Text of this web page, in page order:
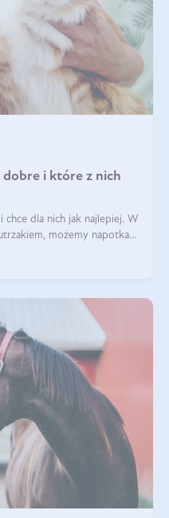
i które z nich
chce dla nich jak najlepiej. W
możemy napotkać